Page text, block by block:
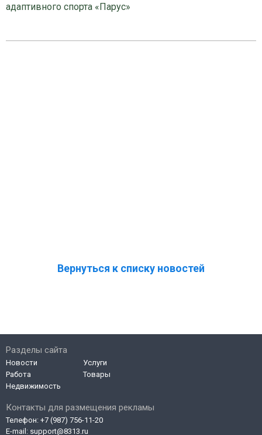
адаптивного спорта «Парус»
Вернуться к списку новостей
Контакты для размещения рекламы
Телефон: +7 (987) 756-11-20
E-mail: support@8313.ru
Разделы сайта
Новости
Работа
Недвижимость
Услуги
Товары